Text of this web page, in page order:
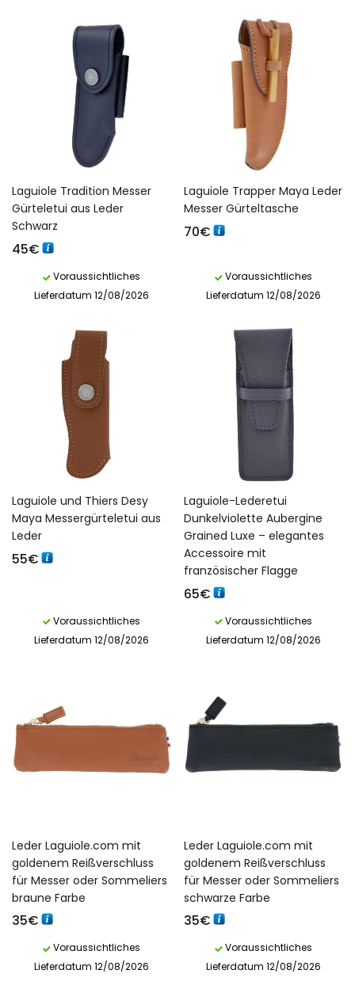
Laguiole Tradition Messer
Gürteletui aus Leder
Schwarz
45€
Voraussichtliches
Lieferdatum 12/08/2026
Laguiole Trapper Maya Leder
Messer Gürteltasche
70€
Voraussichtliches
Lieferdatum 12/08/2026
Laguiole und Thiers Desy
Maya Messergürteletui aus
Leder
55€
Voraussichtliches
Lieferdatum 12/08/2026
Laguiole-Lederetui
Dunkelviolette Aubergine
Grained Luxe – elegantes
Accessoire mit
französischer Flagge
65€
Voraussichtliches
Lieferdatum 12/08/2026
Leder Laguiole.com mit
goldenem Reißverschluss
für Messer oder Sommeliers
braune Farbe
35€
Voraussichtliches
Lieferdatum 12/08/2026
Leder Laguiole.com mit
goldenem Reißverschluss
für Messer oder Sommeliers
schwarze Farbe
35€
Voraussichtliches
Lieferdatum 12/08/2026